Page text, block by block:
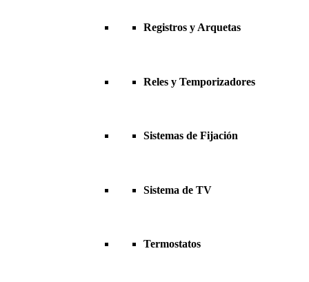
Registros y Arquetas
Reles y Temporizadores
Sistemas de Fijación
Sistema de TV
Termostatos